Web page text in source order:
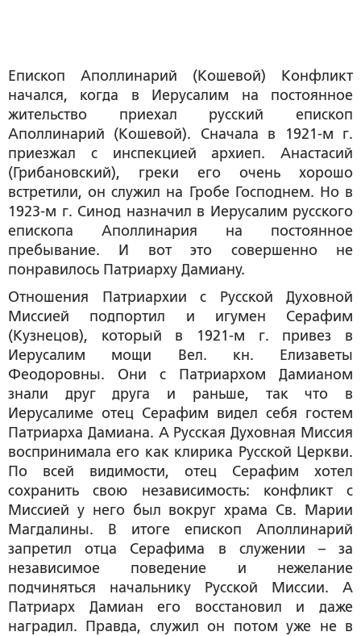
Епископ Аполлинарий (Кошевой) Конфликт
начался, когда в Иерусалим на постоянное
жительство приехал русский епископ
Аполлинарий (Кошевой). Сначала в 1921-м г.
приезжал с инспекцией архиеп. Анастасий
(Грибановский), греки его очень хорошо
встретили, он служил на Гробе Господнем. Но в
1923-м г. Синод назначил в Иерусалим русского
епископа Аполлинария на постоянное
пребывание. И вот это совершенно не
понравилось Патриарху Дамиану.
Отношения Патриархии с Русской Духовной
Миссией подпортил и игумен Серафим
(Кузнецов), который в 1921-м г. привез в
Иерусалим мощи Вел. кн. Елизаветы
Феодоровны. Они с Патриархом Дамианом
знали друг друга и раньше, так что в
Иерусалиме отец Серафим видел себя гостем
Патриарха Дамиана. А Русская Духовная Миссия
воспринимала его как клирика Русской Церкви.
По всей видимости, отец Серафим хотел
сохранить свою независимость: конфликт с
Миссией у него был вокруг храма Св. Марии
Магдалины. В итоге епископ Аполлинарий
запретил отца Серафима в служении – за
независимое поведение и нежелание
подчиняться начальнику Русской Миссии. А
Патриарх Дамиан его восстановил и даже
наградил. Правда, служил он потом уже не в